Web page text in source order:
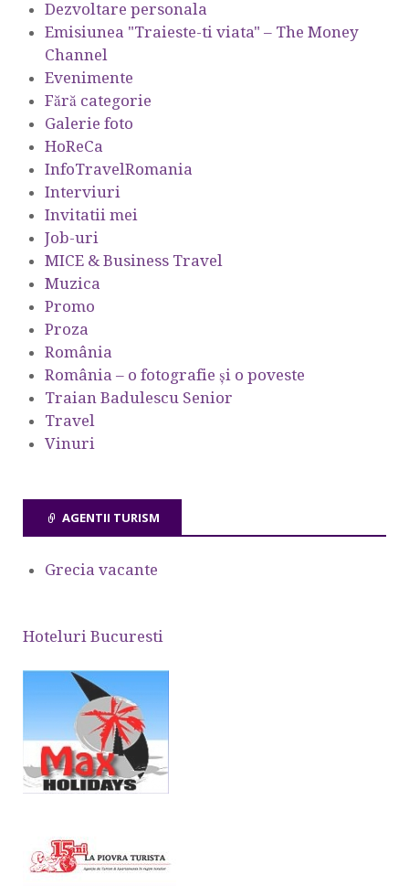
Dezvoltare personala
Emisiunea "Traieste-ti viata" – The Money
Channel
Evenimente
Fără categorie
Galerie foto
HoReCa
InfoTravelRomania
Interviuri
Invitatii mei
Job-uri
MICE & Business Travel
Muzica
Promo
Proza
România
România – o fotografie şi o poveste
Traian Badulescu Senior
Travel
Vinuri
AGENTII TURISM
Grecia vacante
Hoteluri Bucuresti